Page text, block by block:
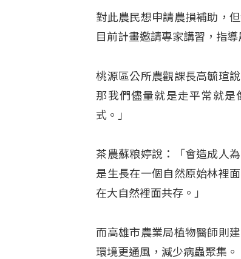
對此農民想申請農損補助，
目前計畫邀請專家講習，指
桃源區公所農觀課長高毓瑄
那我們儘量就是走平常就
式。」
茶農蘇粮婷說：「會造成人
是生長在一個自然原始林裡
在大自然裡面共存。」
而高雄市農業局植物醫師則
環境更通風，減少病蟲聚集。